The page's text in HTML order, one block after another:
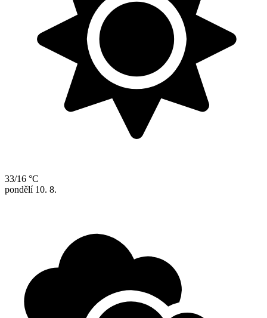
33/16 °C
pondělí 10. 8.